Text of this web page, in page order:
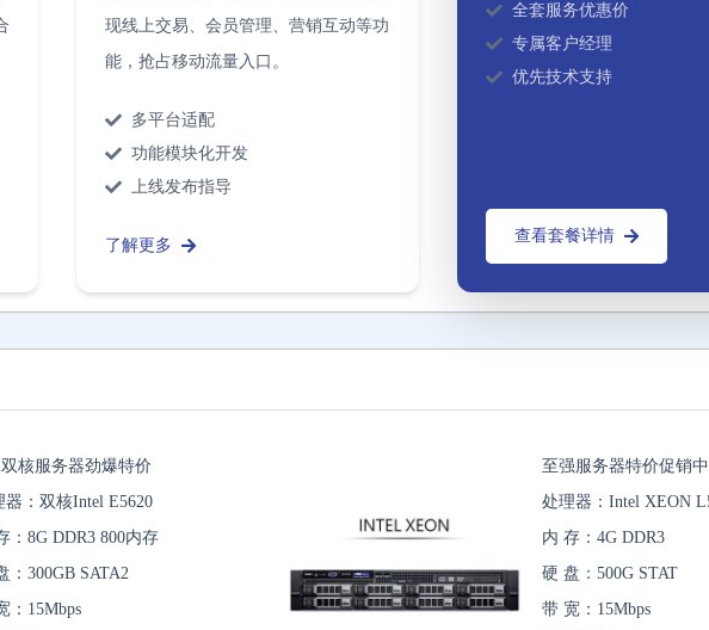
现线上交易、会员管理、营销互动等功
能，抢占移动流量入口。
多平台适配
功能模块化开发
上线发布指导
了解更多
全套服务优惠价
专属客户经理
优先技术支持
查看套餐详情
核服务器劲爆特价
器：双核Intel E5620
：8G DDR3 800内存
：300GB SATA2
：15Mbps
至强服务器特价促销中
处理器：Intel XEON
内 存：4G DDR3
硬 盘：500G STAT
带 宽：15Mbps